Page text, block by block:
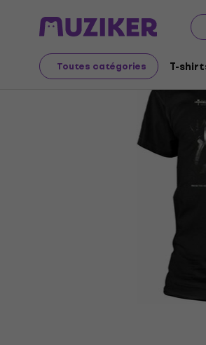
Toutes catégories T-
Merch Produits musicaux T-
L'offre est terminée